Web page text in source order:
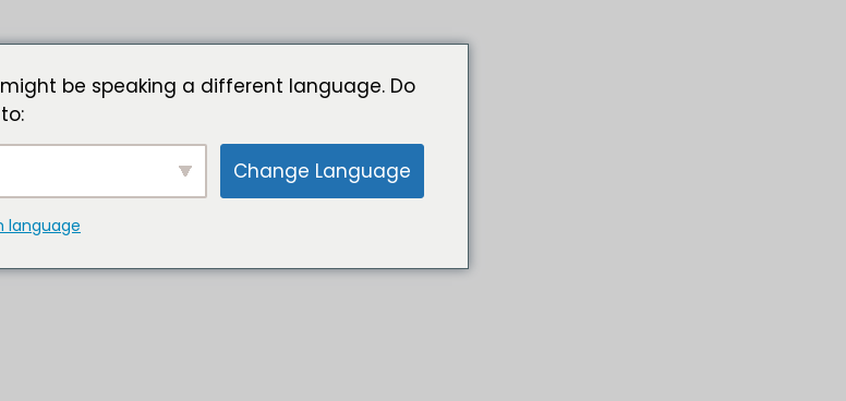
be speaking a different language. Do
Change Language
language